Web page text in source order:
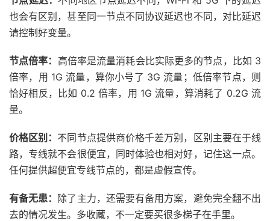
也会有区别，甚至同一节点不同协议延迟也不同，对比延迟
请控制好变量。
节点倍率： 高倍率是流量消耗会比实际更多的节点，比如 3
倍率，用 1G 流量，算你小号了 3G 流量；低倍率节点，则
恰好相反，比如 0.2 倍率，用 1G 流量，算消耗了 0.2G 流
量。
价格区别： 不同节点提供商价格千差万别，区别主要在于线
路，专线就不会很便宜，同时体验也相对好，记住这一点。
任何提供超便宜专线节点的，都是虚假宣传。
有备无患： 除了主力，还需要有备用方案，避免完全翻不出
去的情况发生。多收藏，不一定要买很多梯子在手里。